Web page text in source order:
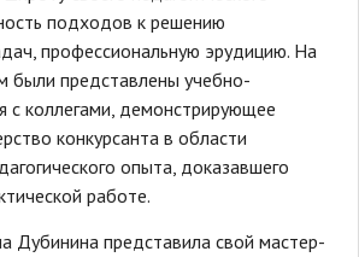
подходов к решению
профессиональную эрудицию. На
были представлены учебно-
с коллегами, демонстрирующее
конкурсанта в области
опыта, доказавшего
работе.
Дубинина представила свой мастер-